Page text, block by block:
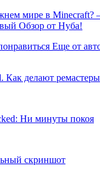
мире в
Обзор от Нуба!
Еще от
Как делают ремастеры
Ни минуты покоя
скриншот